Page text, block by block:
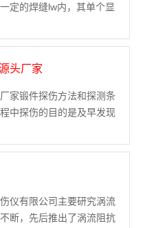
定的焊缝lw内，其单个显
头厂家
家锻件探伤方法和探测条
中探伤的目的是及早发现
仪有限公司主要研究涡流
断，先后推出了涡流阻抗